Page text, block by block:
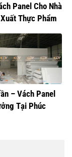
Panel Cho Nhà
Thực Phẩm
– Vách Panel
Tại Phúc